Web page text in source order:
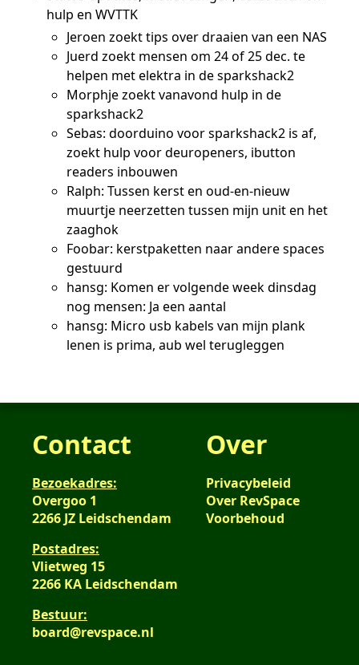
hulp en WVTTK
Jeroen zoekt tips over draaien van een NAS
Juerd zoekt mensen om 24 of 25 dec. te
helpen met elektra in de sparkshack2
Morphje zoekt vanavond hulp in de
sparkshack2
Sebas: doorduino voor sparkshack2 is af,
zoekt hulp voor deuropeners, ibutton
readers inbouwen
Ralph: Tussen kerst en oud-en-nieuw
muurtje neerzetten tussen mijn unit en het
zaaghok
Foobar: kerstpaketten naar andere spaces
gestuurd
hansg: Komen er volgende week dinsdag
nog mensen: Ja een aantal
hansg: Micro usb kabels van mijn plank
lenen is prima, aub wel terugleggen
Contact
Bezoekadres:
Overgoo 1
2266 JZ Leidschendam
Postadres:
Vlietweg 15
2266 KA Leidschendam
Bestuur:
board@revspace.nl
Over
Privacybeleid
Over RevSpace
Voorbehoud